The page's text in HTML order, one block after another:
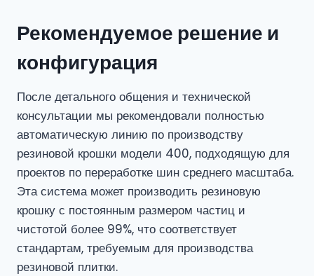
Рекомендуемое решение и
конфигурация
После детального общения и технической
консультации мы рекомендовали полностью
автоматическую линию по производству
резиновой крошки модели 400, подходящую для
проектов по переработке шин среднего масштаба.
Эта система может производить резиновую
крошку с постоянным размером частиц и
чистотой более 99%, что соответствует
стандартам, требуемым для производства
резиновой плитки.